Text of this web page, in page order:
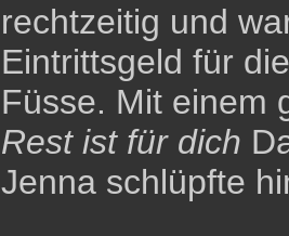
rechtzeitig und
Eintrittsgeld für
Füsse. Mit einem
Rest ist für dich
Jenna schlüpfte